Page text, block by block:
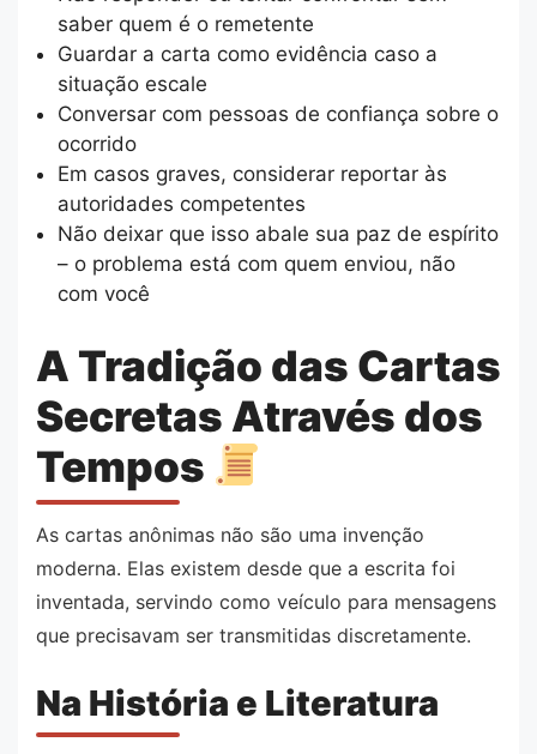
saber quem é o remetente
Guardar a carta como evidência caso a
situação escale
Conversar com pessoas de confiança sobre o
ocorrido
Em casos graves, considerar reportar às
autoridades competentes
Não deixar que isso abale sua paz de espírito
– o problema está com quem enviou, não
com você
A Tradição das Cartas
Secretas Através dos
Tempos
As cartas anônimas não são uma invenção
moderna. Elas existem desde que a escrita foi
inventada, servindo como veículo para mensagens
que precisavam ser transmitidas discretamente.
Na História e Literatura